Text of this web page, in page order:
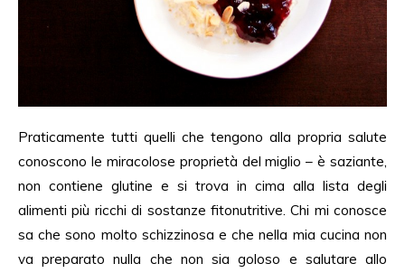
Praticamente tutti quelli che tengono alla propria salute
conoscono le miracolose proprietà del miglio – è saziante,
non contiene glutine e si trova in cima alla lista degli
alimenti più ricchi di sostanze fitonutritive. Chi mi conosce
sa che sono molto schizzinosa e che nella mia cucina non
va preparato nulla che non sia goloso e salutare allo